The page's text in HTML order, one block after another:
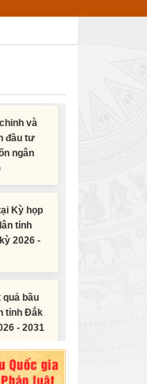
được
và
ngân
2026 -
- 2031
sách
Dự án
Ê đê -